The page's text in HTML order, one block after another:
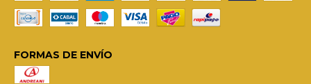
FORMAS DE ENVÍO